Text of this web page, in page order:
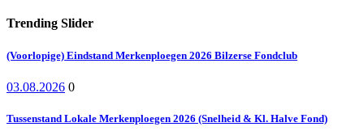
Trending Slider
(Voorlopige) Eindstand Merkenploegen 2026 Bilzerse Fondclub
03.08.2026 0
Tussenstand Lokale Merkenploegen 2026 (Snelheid & Kl. Halve Fond)